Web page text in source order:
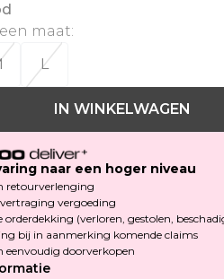
maat:
L
IN WINKELWAGEN
naar een hoger niveau
retourverlenging
vergoeding
orderdekking (verloren, gestolen,
bij in aanmerking komende claims
eenvoudig doorverkopen